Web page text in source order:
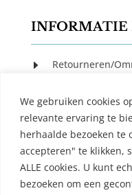
We gebruiken cookies
relevante ervaring te
herhaalde bezoeken te
accepteren" te klikken,
ALLE cookies. U kunt
bezoeken om een
INFORMATIE
E Retourneren/
E Cookiebeleid
E Algemene
E Contact